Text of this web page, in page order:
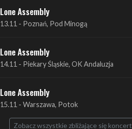
Lone Assembly
14.11 - Piekary Śląskie, OK Andaluzja
Lone Assembly
15.11 - Warszawa, Potok
Zobacz wszystkie zbliżające się koncerty